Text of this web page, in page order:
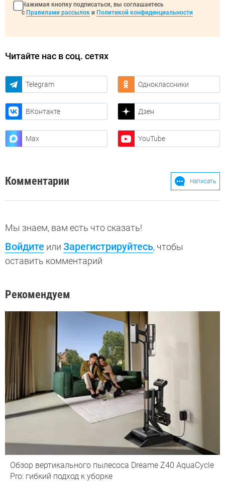
Нажимая кнопку подписаться, вы соглашаетесь
с Правилами рассылок и Политикой конфиденциальности
Читайте нас в соц. сетях
Telegram Одноклассники
ВКонтакте Дзен
Max YouTube
Комментарии Написать
Мы знаем, вам есть что сказать!
Войдите или Зарегистрируйтесь, чтобы
оставить комментарий
Рекомендуем
Обзор вертикального пылесоса Dreame Z40 AquaCycle
Pro: гибкий подход к уборке